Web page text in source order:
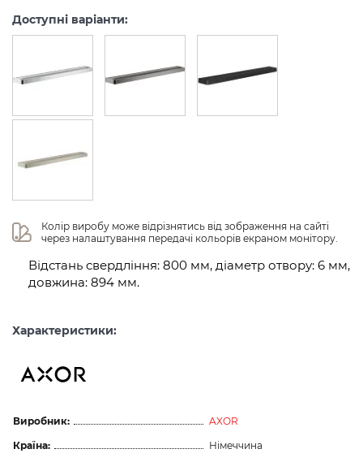
Доступні варіанти:
Колір виробу може відрізнятись від зображення на сайті
через налаштування передачі кольорів екраном монітору.
Відстань свердління: 800 мм, діаметр отвору: 6 мм,
довжина: 894 мм.
Характеристики:
Виробник:
AXOR
Країна:
Німеччина